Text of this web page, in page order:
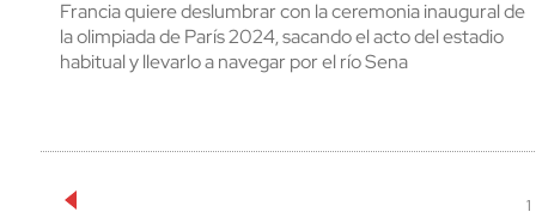
Francia quiere deslumbrar con la ceremonia inaugural de
la olimpiada de París 2024, sacando el acto del estadio
habitual y llevarlo a navegar por el río Sena
1